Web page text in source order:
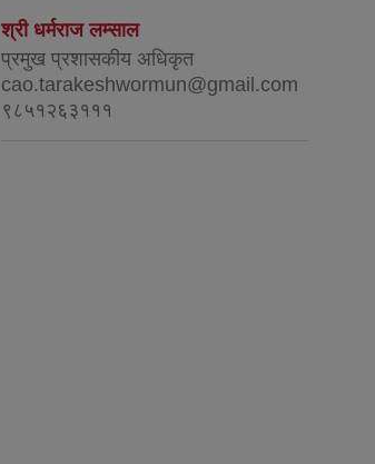
श्री धर्मराज लम्साल
प्रमुख प्रशासकीय अधिकृत
cao.tarakeshwormun@gmail.com
९८५१२६३१११